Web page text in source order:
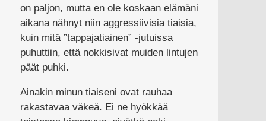
on paljon, mutta en ole koskaan elämäni
aikana nähnyt niin aggressiivisia tiaisia,
kuin mitä ”tappajatiainen” -jutuissa
puhuttiin, että nokkisivat muiden lintujen
päät puhki.
Ainakin minun tiaiseni ovat rauhaa
rakastavaa väkeä. Ei ne hyökkää